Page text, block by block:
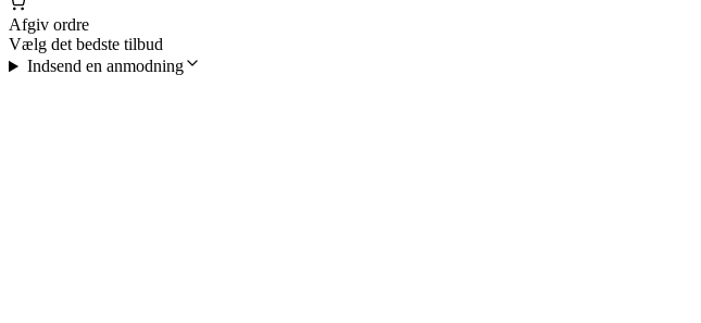
Afgiv ordre
Vælg det bedste tilbud
Indsend en anmodning